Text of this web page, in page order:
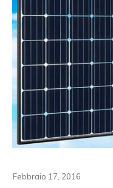
Febbraio 17, 2016